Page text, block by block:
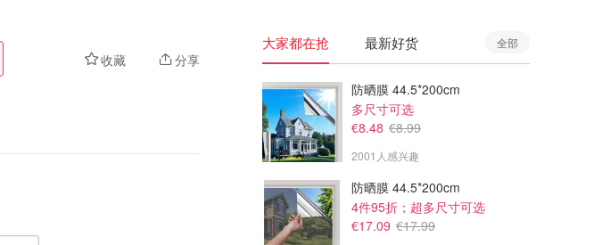
收藏 分享
大家都在抢 最新好货 全部
防晒膜 44.5*200cm
多尺寸可选
€8.48 €8.99
2001人感兴趣
防晒膜 44.5*200cm
4件95折；超多尺寸可选
€17.09 €17.99